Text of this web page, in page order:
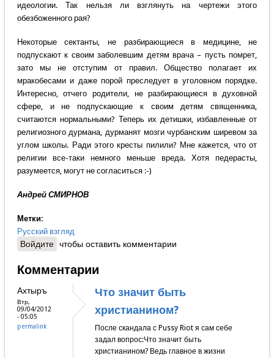
идеологии. Так нельзя ли взглянуть на чертежи этого
обезбоженного рая?
Некоторые сектанты, не разбирающиеся в медицине, не
подпускают к своим заболевшим детям врача – пусть помрет,
зато мы не отступим от правил. Общество полагает их
мракобесами и даже порой преследует в уголовном порядке.
Интересно, отчего родители, не разбирающиеся в духовной
сфере, и не подпускающие к своим детям священника,
считаются нормальными? Теперь их детишки, избавленные от
религиозного дурмана, дурманят мозги чурбанским ширевом за
углом школы. Ради этого кресты пилили? Мне кажется, что от
религии все-таки немного меньше вреда. Хотя педерасты,
разумеется, могут не согласиться :-)
Андрей СМИРНОВ
Метки:
Русский взгляд
Войдите чтобы оставить комментарии
Комментарии
Ахтыръ
Втр,
09/04/2012
- 05:05
permalink
Что значит быть
христианином?
После скандала с Pussy Riot я сам себе
задал вопрос:Что значит быть
христианином? Ведь главное в жизни